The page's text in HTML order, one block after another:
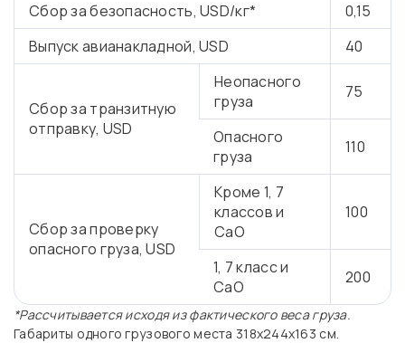
Сбор за безопасность, USD/кг*
0,15
Выпуск авианакладной, USD
40
Сбор за транзитную
отправку, USD
Неопасного
груза
75
Опасного
груза
110
Сбор за проверку
опасного груза, USD
Кроме 1, 7
классов и
CaO
100
1, 7 класс и
CaO
200
*Рассчитывается исходя из фактического веса груза.
Габариты одного грузового места 318х244х163 см.